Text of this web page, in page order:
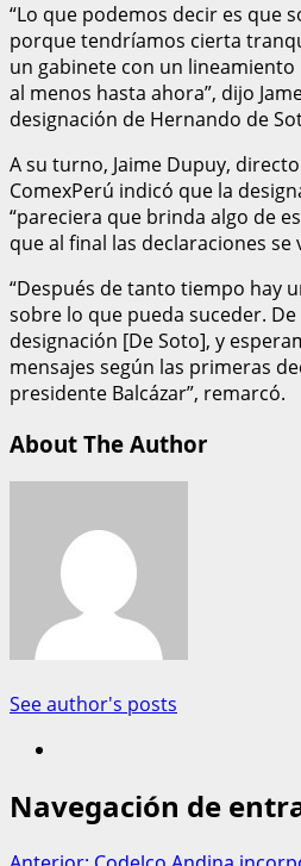
“Lo que podemos decir es que
porque tendríamos cierta
un gabinete con un
al menos hasta ahora”, dijo
designación de Hernando de
A su turno, Jaime Dupuy,
ComexPerú indicó que la
“pareciera que brinda algo de
que al final las declaraciones se
“Después de tanto tiempo hay
sobre lo que pueda suceder.
designación [De Soto], y
mensajes según las primeras
presidente Balcázar”, remarcó.
About The Author
See author's posts
Navegación de